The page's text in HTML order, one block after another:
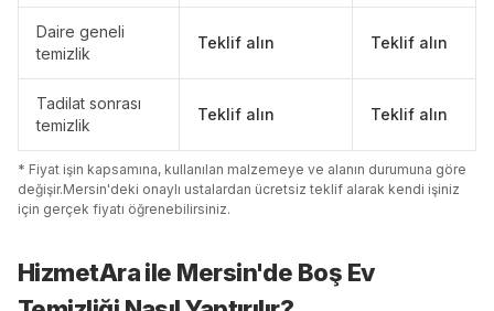
Daire geneli
temizlik
Teklif alın Teklif alın
Tadilat sonrası
temizlik
Teklif alın Teklif alın
* Fiyat işin kapsamına, kullanılan malzemeye ve alanın durumuna göre
değişir.Mersin'deki onaylı ustalardan ücretsiz teklif alarak kendi işiniz
için gerçek fiyatı öğrenebilirsiniz.
HizmetAra ile Mersin'de Boş Ev